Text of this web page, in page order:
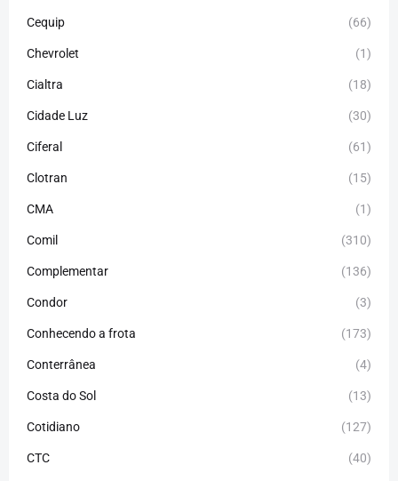
Cequip (66)
Chevrolet (1)
Cialtra (18)
Cidade Luz (30)
Ciferal (61)
Clotran (15)
CMA (1)
Comil (310)
Complementar (136)
Condor (3)
Conhecendo a frota (173)
Conterrânea (4)
Costa do Sol (13)
Cotidiano (127)
CTC (40)